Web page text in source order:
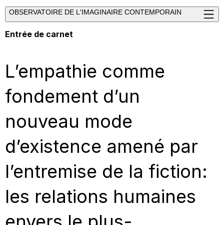
OBSERVATOIRE DE L'IMAGINAIRE CONTEMPORAIN
Entrée de carnet
L’empathie comme
fondement d’un
nouveau mode
d’existence amené par
l’entremise de la fiction:
les relations humaines